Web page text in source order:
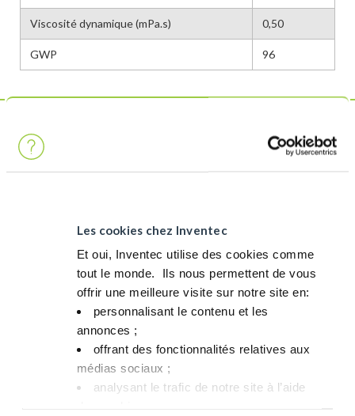
Les cookies chez Inventec
Et oui, Inventec utilise des cookies comme
tout le monde. ​ Ils nous permettent de vous
offrir une meilleure visite sur notre site en:​
personnalisant le contenu et les
annonces ;​
offrant des fonctionnalités relatives aux
médias sociaux ; ​
analysant le trafic de notre site à l’aide
Viscosité dynamique (mPa.s) 0,50
GWP 96
Ce n'est pas un produit
.
pas à nos critères stricts pour être étiqueté comme produit
GREENWAY.
VOUS RECHERCHEZ UNE SOLUTION PLUS DURABLE ?
ALTERNATIVE GREENWAY
avenir proche. Si vous souhaitez que nous donnions la priorité
au développement d’une alternative Greenway, n’hésitez pas à